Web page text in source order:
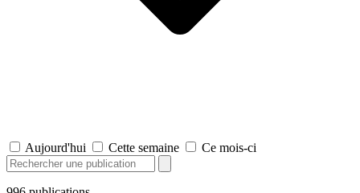
Aujourd'hui Cette semaine Ce mois-ci